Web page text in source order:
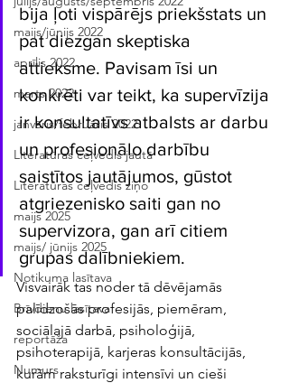
maijs/jūnijs 2022
aprīlis 2022
marts 2022
janvāris/februāris 2022
Literatūras ceļvedis jautā
Literatūras ceļvedis ziņo
maijs 2025
maijs/ jūnijs 2025
Notikuma lasītava
Brīvdienu lasītava
reportāža
Numurs
bija ļoti vispārējs priekšstats un
pat diezgan skeptiska
attieksme. Pavisam īsi un
konkrēti var teikt, ka supervīzija
ir konsultatīvs atbalsts ar darbu
un profesionālo darbību
saistītos jautājumos, gūstot
atgriezenisko saiti gan no
supervizora, gan arī citiem
grupas dalībniekiem.
Visvairāk tas noder tā dēvējamās
palīdzošās profesijās, piemēram,
sociālajā darbā, psiholoģijā,
psihoterapijā, karjeras konsultācijās,
kurām raksturīgi intensīvi un cieši